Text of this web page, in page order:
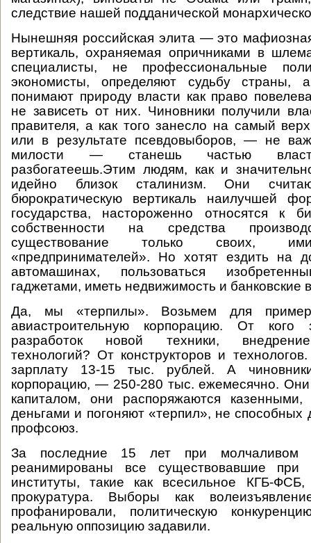
следствие нашей подданической
Нынешняя российская элита — это
вертикаль, охраняемая опричниками в
специалисты, не профессиональные
экономисты, определяют судьбу страны,
понимают природу власти как право
не зависеть от них. Чиновники получили
правителя, а как того занесло на самый
или в результате псевдовыборов, — не
милости — станешь частью
разбогатеешь.Этим людям, как и
идейно близок сталинизм. Они
бюрократическую вертикаль наилучшей
государства, настороженно относятся к
собственности на средства
существование только своих,
«предпринимателей». Но хотят ездить на
автомашинах, пользоваться
гаджетами, иметь недвижимость и банковские
Да, мы «терпилы». Возьмем для
авиастроительную корпорацию. От кого
разработок новой техники,
технологий? От конструкторов и
зарплату 13-15 тыс. рублей. А
корпорацию, — 250-280 тыс. ежемесячно.
капиталом, они распоряжаются
деньгами и погоняют «терпил», не способных
профсоюз.
За последние 15 лет при молчаливом
реанимированы все существовавшие при
институты, такие как всесильное КГБ-
прокуратура. Выборы как
профанировали, политическую
реальную оппозицию задавили.